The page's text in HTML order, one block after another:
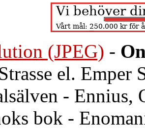
(JPEG) -
el. Emper
- Ennius,
bok -